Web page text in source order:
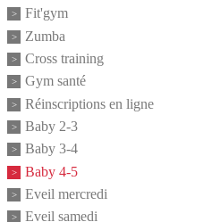
Fit'gym
Zumba
Cross training
Gym santé
Réinscriptions en ligne
Baby 2-3
Baby 3-4
Baby 4-5
Eveil mercredi
Eveil samedi